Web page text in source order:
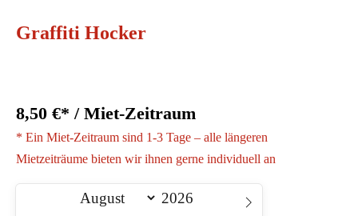
Graffiti Hocker
8,50 €* / Miet-Zeitraum
* Ein Miet-Zeitraum sind 1-3 Tage – alle längeren
Mietzeiträume bieten wir ihnen gerne individuell an